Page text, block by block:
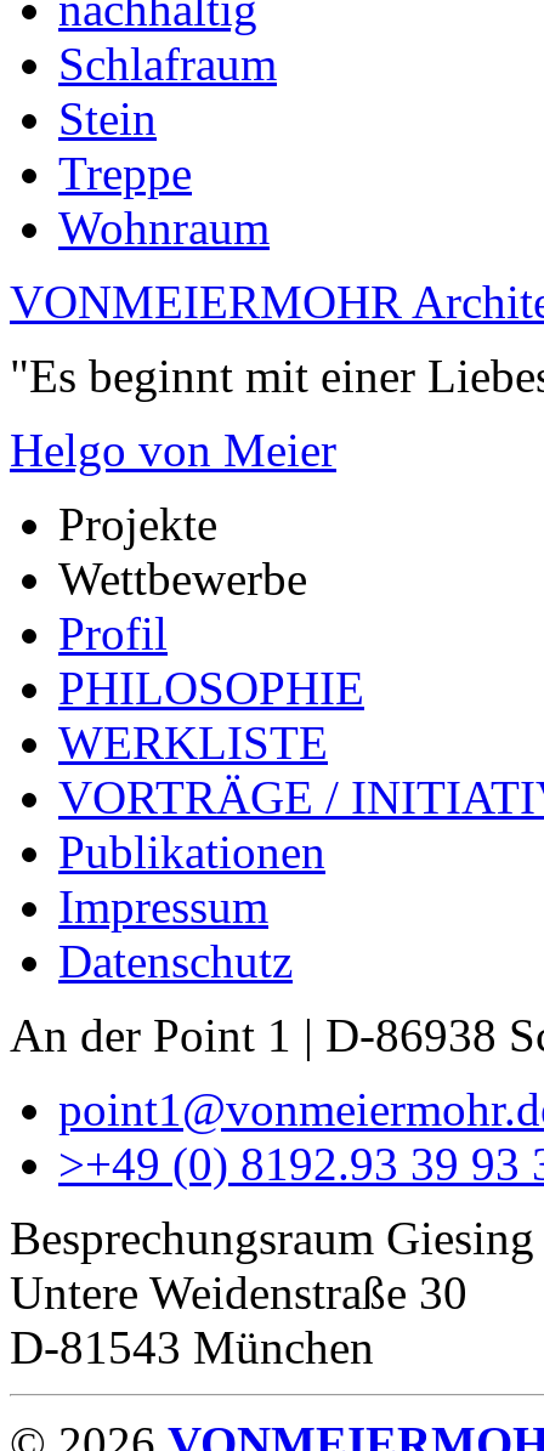
Schlafraum
Stein
Treppe
Wohnraum
VONMEIERMOHR
"Es beginnt mit einer
Helgo von Meier
Projekte
Wettbewerbe
Profil
PHILOSOPHIE
WERKLISTE
VORTRÄGE /
Publikationen
Impressum
Datenschutz
An der Point 1 | D-86938
>+49 (0) 8192.93 39 93
Besprechungsraum Giesing
Untere Weidenstraße 30
D-81543 München